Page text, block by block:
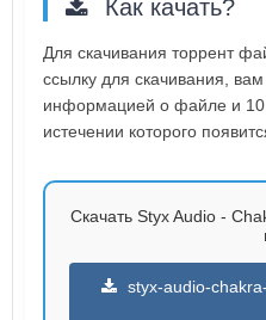
Как качать?
Для скачивания торрент
ссылку для скачивания,
информацией о файле и
истечении которого
Скачать Styx Audio -
styx-audio-